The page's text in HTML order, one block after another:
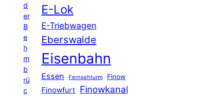
d
er
B
e
h
m
b
rü
c
E-Lok
E-Triebwagen
Eberswalde
Eisenbahn
Essen Fernsehturm Finow
Finowfurt Finowkanal